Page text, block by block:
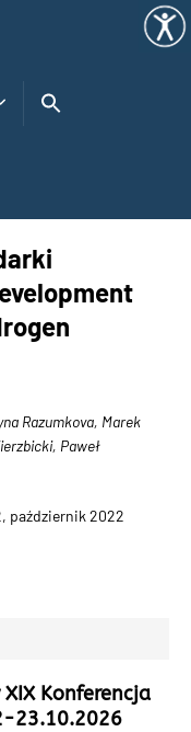
Razumkova, Marek
Paweł
październik 2022
Konferencja
23.10.2026